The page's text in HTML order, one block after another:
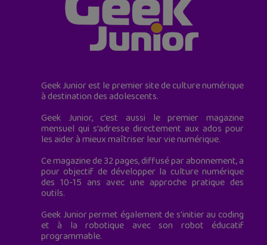
Geek Junior est le premier site de culture numérique
à destination des adolescents.
Geek Junior, c’est aussi le premier magazine
mensuel qui s’adresse directement aux ados pour
les aider à mieux maîtriser leur vie numérique.
Ce magazine de 32 pages, diffusé par abonnement, a
pour objectif de développer la culture numérique
des 10-15 ans avec une approche pratique des
outils.
Geek Junior permet également de s'initier au coding
et à la robotique avec son robot éducatif
programmable.